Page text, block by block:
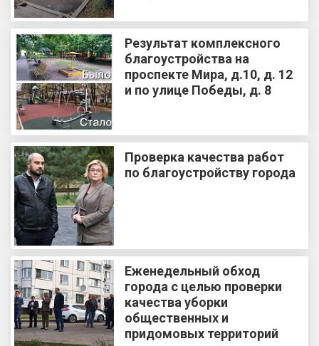
Результат комплексного
благоустройства на
проспекте Мира, д.10, д. 12
и по улице Победы, д. 8
Проверка качества работ
по благоустройству города
Еженедельный обход
города с целью проверки
качества уборки
общественных и
придомовых территорий